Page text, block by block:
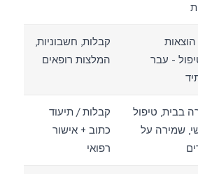
- עבר
קבלות, חשבוניות,
המלצות רופאים
בבית, טיפול
שמירה על
קבלות / תיעוד
כתוב + אישור
רפואי